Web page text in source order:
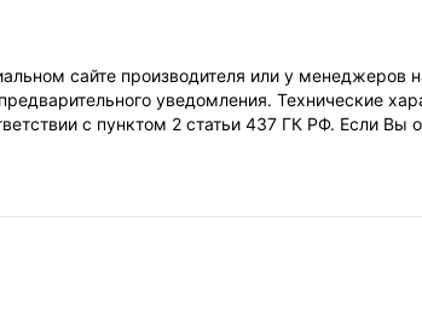
сайте производителя или у менеджеров
уведомления. Технические
с пунктом 2 статьи 437 ГК РФ. Если